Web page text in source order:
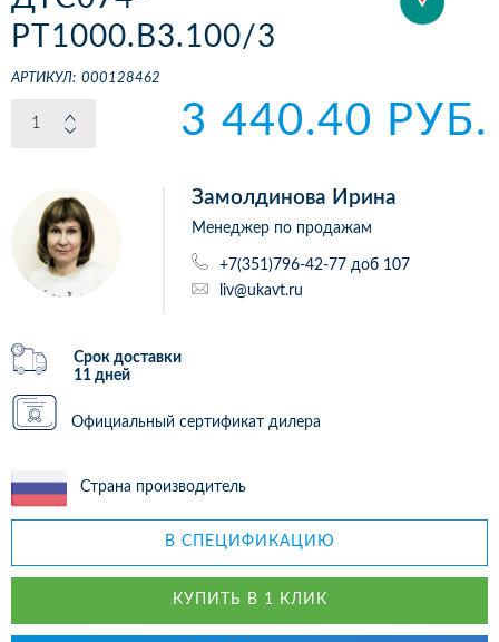
РТ1000.В3.100/3
АРТИКУЛ: 000128462
3 440.40 РУБ.
Замолдинова Ирина
Менеджер по продажам
+7(351)796-42-77 доб 107
liv@ukavt.ru
Срок доставки
11 дней
Официальный сертификат дилера
Страна производитель
В СПЕЦИФИКАЦИЮ
КУПИТЬ В 1 КЛИК